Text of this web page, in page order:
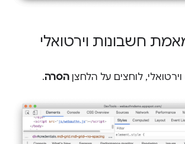
חשבונות וירטואלי
לוחצים על הלחצן הסרה.